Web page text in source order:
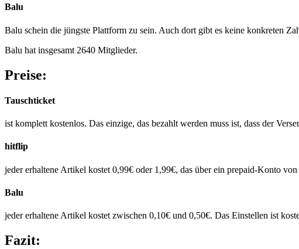
Balu
Balu schein die jüngste Plattform zu sein. Auch dort gibt es keine konkreten
Balu hat insgesamt 2640 Mitglieder.
Preise:
Tauschticket
ist komplett kostenlos. Das einzige, das bezahlt werden muss ist, dass der
hitflip
jeder erhaltene Artikel kostet 0,99€ oder 1,99€, das über ein prepaid-Konto
Balu
jeder erhaltene Artikel kostet zwischen 0,10€ und 0,50€. Das Einstellen ist
Fazit: